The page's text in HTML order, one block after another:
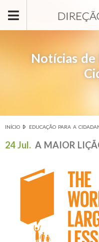
Notícias de
Está aqui
INÍCIO EDUCAÇÃO PARA A
24 Jul. A MAIOR